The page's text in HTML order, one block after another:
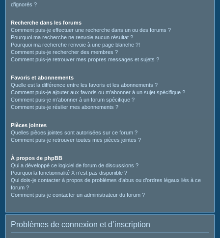
d’ignorés ?
Recherche dans les forums
Comment puis-je effectuer une recherche dans un ou des forums ?
Pourquoi ma recherche ne renvoie aucun résultat ?
Pourquoi ma recherche renvoie à une page blanche ?!
Comment puis-je rechercher des membres ?
Comment puis-je retrouver mes propres messages et sujets ?
Favoris et abonnements
Quelle est la différence entre les favoris et les abonnements ?
Comment puis-je ajouter aux favoris ou m’abonner à un sujet spécifique ?
Comment puis-je m’abonner à un forum spécifique ?
Comment puis-je résilier mes abonnements ?
Pièces jointes
Quelles pièces jointes sont autorisées sur ce forum ?
Comment puis-je retrouver toutes mes pièces jointes ?
À propos de phpBB
Qui a développé ce logiciel de forum de discussions ?
Pourquoi la fonctionnalité X n’est pas disponible ?
Qui dois-je contacter à propos de problèmes d’abus ou d’ordres légaux liés à ce
forum ?
Comment puis-je contacter un administrateur du forum ?
Problèmes de connexion et d’inscription